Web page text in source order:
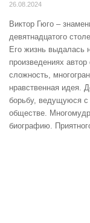
26.08.2024
Виктор Гюго –
девятнадцатого
Его жизнь выдалась
произведениях
сложность,
нравственная идея.
борьбу, ведущуюся
обществе.
биографию.